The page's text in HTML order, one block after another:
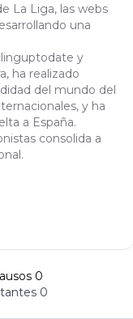
La Liga, las webs
una
y
ha realizado
del mundo del
y ha
a España.
consolida a
0
0